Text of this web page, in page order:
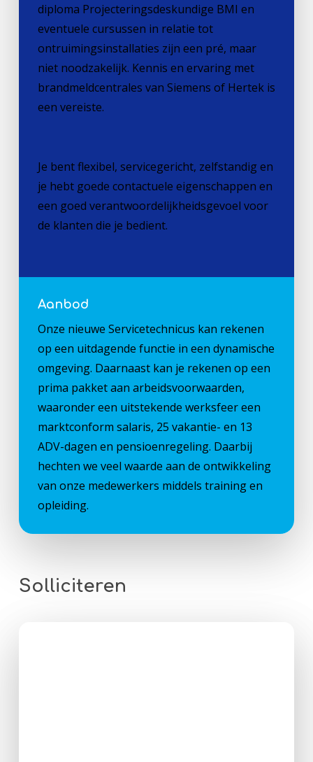
diploma Projecteringsdeskundige BMI en
eventuele cursussen in relatie tot
ontruimingsinstallaties zijn een pré, maar
niet noodzakelijk. Kennis en ervaring met
brandmeldcentrales van Siemens of Hertek is
een vereiste.
Je bent flexibel, servicegericht, zelfstandig en
je hebt goede contactuele eigenschappen en
een goed verantwoordelijkheidsgevoel voor
de klanten die je bedient.
Aanbod
Onze nieuwe Servicetechnicus kan rekenen
op een uitdagende functie in een dynamische
omgeving. Daarnaast kan je rekenen op een
prima pakket aan arbeidsvoorwaarden,
waaronder een uitstekende werksfeer een
marktconform salaris, 25 vakantie- en 13
ADV-dagen en pensioenregeling. Daarbij
hechten we veel waarde aan de ontwikkeling
van onze medewerkers middels training en
opleiding.
Solliciteren